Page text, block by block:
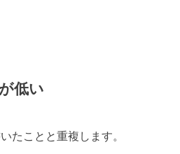
低い
たことと重複します。